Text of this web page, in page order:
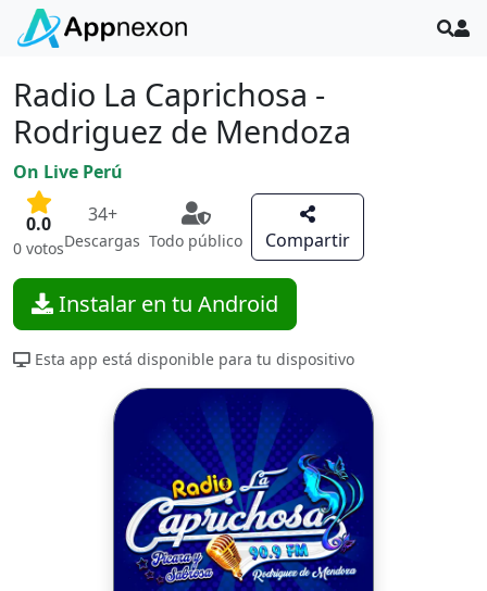
Radio La Caprichosa -
Rodriguez de Mendoza
On Live Perú
0.0
0 votos
34+
Descargas Todo público Compartir
Instalar en tu Android
Esta app está disponible para tu dispositivo